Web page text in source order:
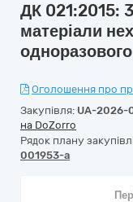
ДК 021:2015:
матеріали
Оголошення про
Закупівля: UA-2026-
на DoZorro
Рядок плану
001953-a